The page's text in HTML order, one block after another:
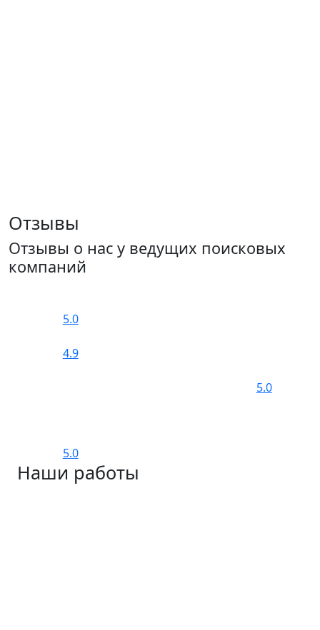
Отзывы
Отзывы о нас у ведущих поисковых
компаний
5.0
4.9
5.0
5.0
Наши работы